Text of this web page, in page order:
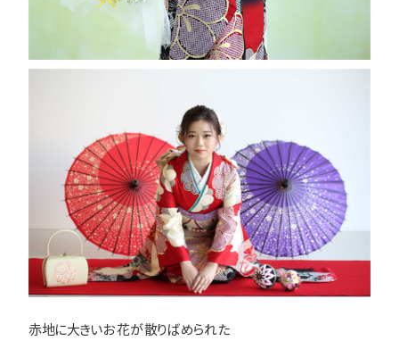
赤地に大きいお花が散りばめられた